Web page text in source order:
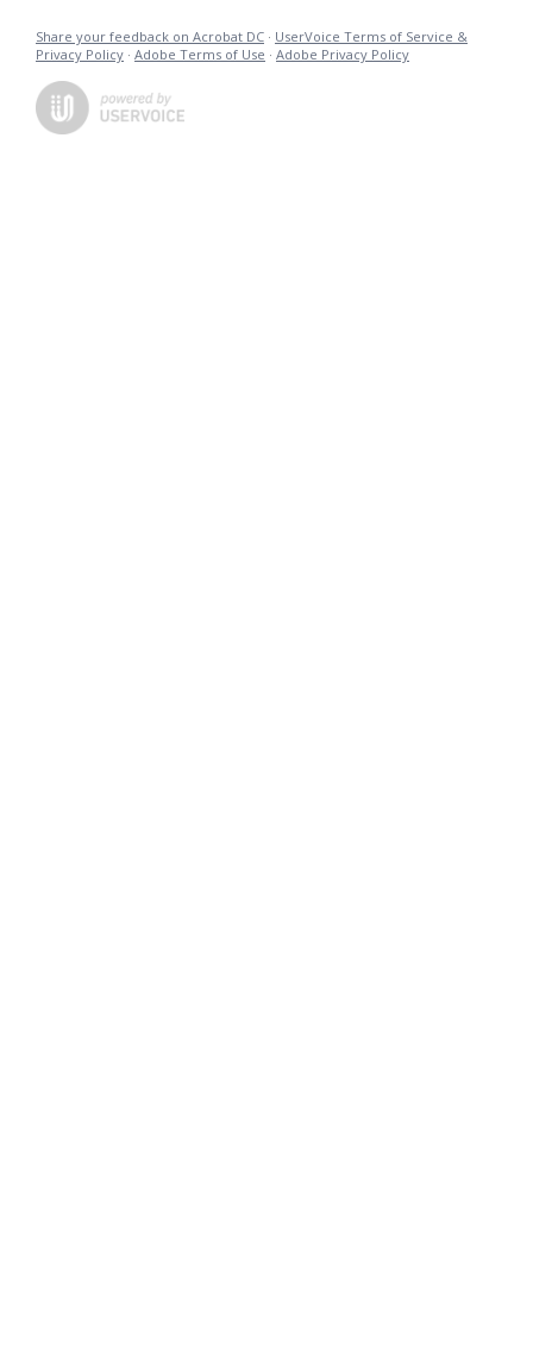
Share your feedback on Acrobat DC · UserVoice Terms of Service &
Privacy Policy · Adobe Terms of Use · Adobe Privacy Policy